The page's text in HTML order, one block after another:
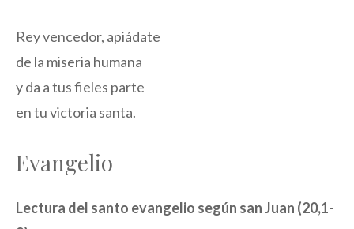
Rey vencedor, apiádate
de la miseria humana
y da a tus fieles parte
en tu victoria santa.
Evangelio
Lectura del santo evangelio según san Juan (20,1-